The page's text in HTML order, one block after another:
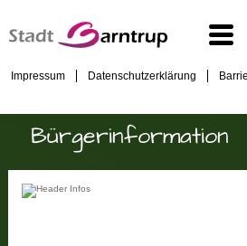
Impressum Datenschutzerklärung
Bürgerinformation